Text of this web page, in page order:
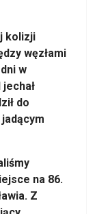
kolizji
węzłami
w
do
na 86.
Z